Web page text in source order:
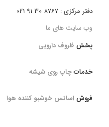
دفتر مرکزی : 8767 30 91 021
وب سایت های ما
پخش ظروف دارویی
خدماتچاپ روی شیشه
فروش اسانس خوشبو کننده هوا